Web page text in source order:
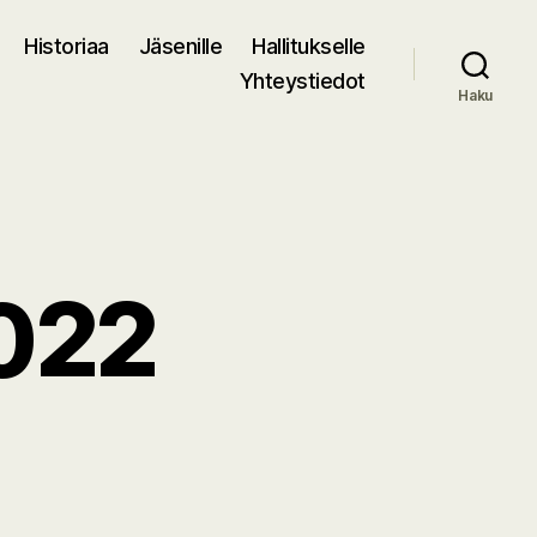
Historiaa Jäsenille
Hallitukselle
Yhteystiedot
Haku